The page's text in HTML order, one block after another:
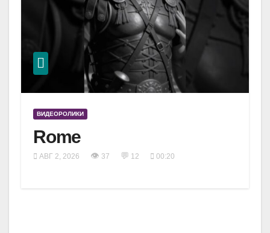
ВИДЕОРОЛИКИ
Rome
АВГ 2, 2026 👁 37 💬 12 00:20